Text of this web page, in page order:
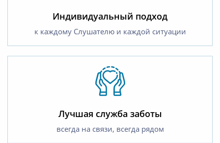
Индивидуальный подход
к каждому Слушателю и каждой ситуации
Лучшая служба заботы
всегда на связи, всегда рядом